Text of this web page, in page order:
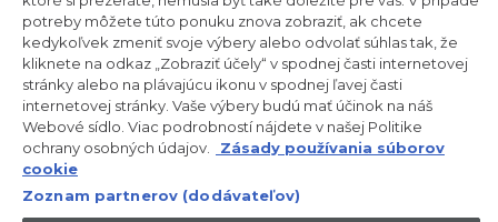
Fumagalli snc – 20861 Brugherio (MB) a Via Trento č. 20/A-22 –
20871 Vimercate (MB) – Taliansko – Tel.: +39.039.2086.1 – Fax:
+39.039.2086.237 – Základné imanie 35 000 000,00 € plne
splatené – Daňové identifikačné číslo a číslo zápisu v obchodnom
registri Miláno-Monza-Brianza-Lodi 04666310158 – DIČ
00786860965 – Identifikačné číslo obchodnej jednotky: MB-
1033934 – Oprávnenie IT AEOF 211870 – Činnosť spoločnosti riadi a
koordinuje spoločnosť Candy S.p.A.
SK / Slovensko
potreby môžete túto ponuku znova zobraziť, ak chcete
kedykoľvek zmeniť svoje výbery alebo odvolať súhlas tak, že
kliknete na odkaz „Zobraziť účely“ v spodnej časti internetovej
stránky alebo na plávajúcu ikonu v spodnej ľavej časti
internetovej stránky. Vaše výbery budú mať účinok na náš
Webové sídlo. Viac podrobností nájdete v našej Politike
ochrany osobných údajov.
Zásady používania súborov
cookie
Zoznam partnerov (dodávateľov)